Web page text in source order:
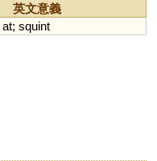
英文意義
at; squint